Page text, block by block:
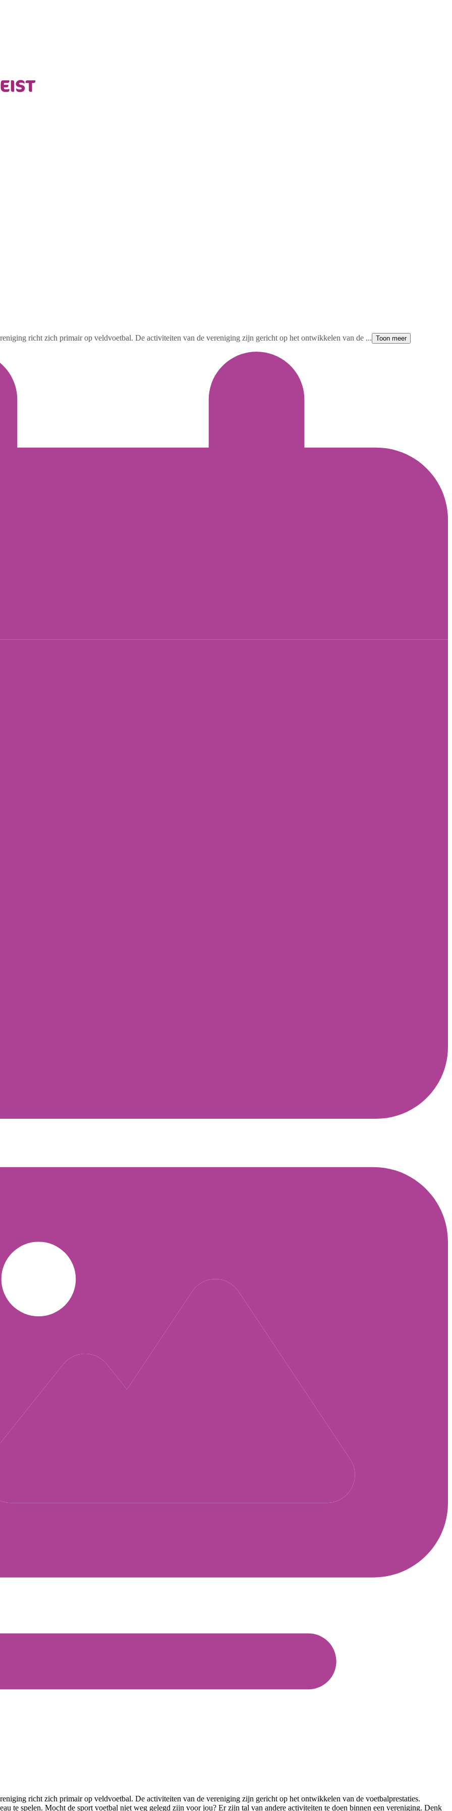
richt zich primair op veldvoetbal. De activiteiten van de vereniging zijn gericht op het ontwikkelen van de ... Toon meer
richt zich primair op veldvoetbal. De activiteiten van de vereniging zijn gericht op het ontwikkelen van de voetbalprestaties.
te spelen. Mocht de sport voetbal niet weg gelegd zijn voor jou? Er zijn tal van andere activiteiten te doen binnen een vereniging. Denk